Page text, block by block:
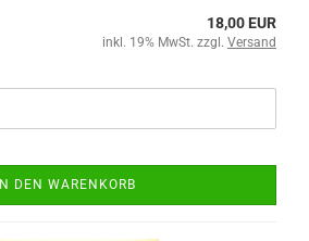
18,00 EUR
inkl. 19% MwSt. zzgl. Versand
IN DEN WARENKORB